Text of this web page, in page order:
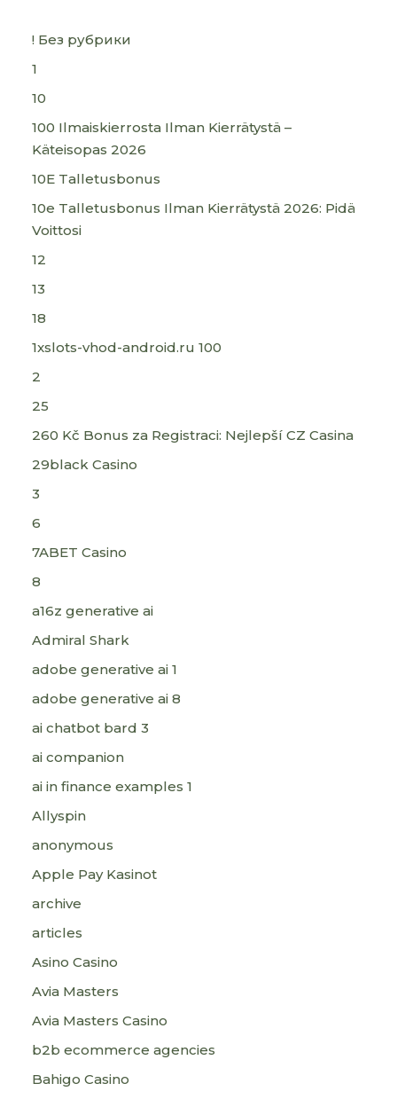
! Без рубрики
1
10
100 Ilmaiskierrosta Ilman Kierrätystä –
Käteisopas 2026
10E Talletusbonus
10e Talletusbonus Ilman Kierrätystä 2026: Pidä
Voittosi
12
13
18
1xslots-vhod-android.ru 100
2
25
260 Kč Bonus za Registraci: Nejlepší CZ Casina
29black Casino
3
6
7ABET Casino
8
a16z generative ai
Admiral Shark
adobe generative ai 1
adobe generative ai 8
ai chatbot bard 3
ai companion
ai in finance examples 1
Allyspin
anonymous
Apple Pay Kasinot
archive
articles
Asino Casino
Avia Masters
Avia Masters Casino
b2b ecommerce agencies
Bahigo Casino